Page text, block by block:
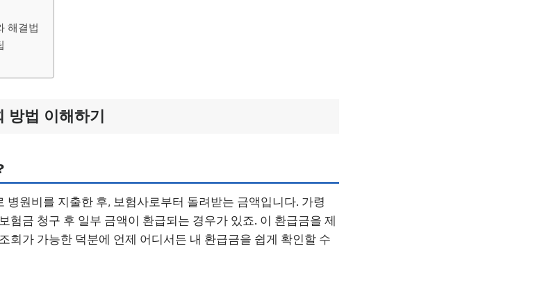
해결법
법 이해하기
원비를 지출한 후, 보험사로부터 돌려받는 금액입니다. 가령
험금 청구 후 일부 금액이 환급되는 경우가 있죠. 이 환급금을 제
회가 가능한 덕분에 언제 어디서든 내 환급금을 쉽게 확인할 수